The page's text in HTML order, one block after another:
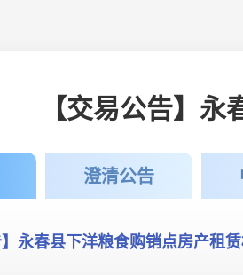
【交易公告】
澄清公告
】永春县下洋粮食购销点房产租